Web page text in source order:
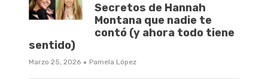
Secretos de Hannah
Montana que nadie te
contó (y ahora todo tiene
sentido)
Marzo 25, 2026 · Pamela López